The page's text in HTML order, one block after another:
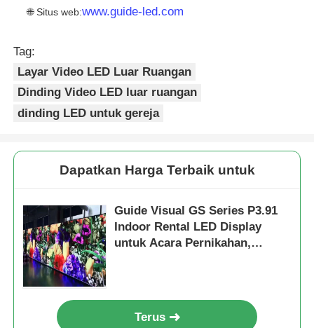
🌐 Situs web:www.guide-led.com
Tag:
Layar Video LED Luar Ruangan
Dinding Video LED luar ruangan
dinding LED untuk gereja
Dapatkan Harga Terbaik untuk
Guide Visual GS Series P3.91
Indoor Rental LED Display
untuk Acara Pernikahan,
Terus